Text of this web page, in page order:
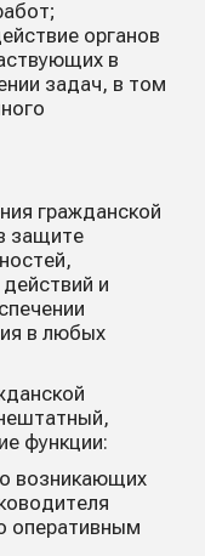
органов
в
задач, в том
гражданской
защите
и
в любых
функции:
возникающих
оперативным